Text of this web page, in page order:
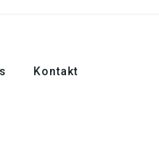
Kontakt